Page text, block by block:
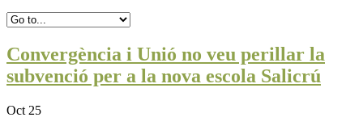
Convergència i Unió no veu perillar la
subvenció per a la nova escola Salicrú
Oct 25